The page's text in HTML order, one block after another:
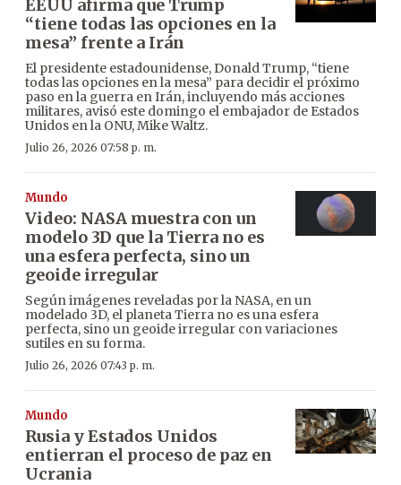
EEUU afirma que Trump
“tiene todas las opciones en la
mesa” frente a Irán
El presidente estadounidense, Donald Trump, “tiene
todas las opciones en la mesa” para decidir el próximo
paso en la guerra en Irán, incluyendo más acciones
militares, avisó este domingo el embajador de Estados
Unidos en la ONU, Mike Waltz.
Julio 26, 2026 07:58 p. m.
Mundo
Video: NASA muestra con un
modelo 3D que la Tierra no es
una esfera perfecta, sino un
geoide irregular
Según imágenes reveladas por la NASA, en un
modelado 3D, el planeta Tierra no es una esfera
perfecta, sino un geoide irregular con variaciones
sutiles en su forma.
Julio 26, 2026 07:43 p. m.
Mundo
Rusia y Estados Unidos
entierran el proceso de paz en
Ucrania